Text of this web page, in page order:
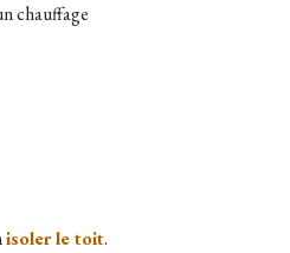
chauffage
isoler le toit.